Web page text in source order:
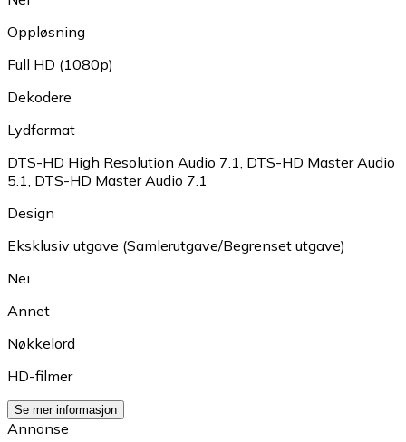
Oppløsning
Full HD (1080p)
Dekodere
Lydformat
DTS-HD High Resolution Audio 7.1, DTS-HD Master Audio
5.1, DTS-HD Master Audio 7.1
Design
Eksklusiv utgave (Samlerutgave/Begrenset utgave)
Nei
Annet
Nøkkelord
HD-filmer
Se mer informasjon
Annonse